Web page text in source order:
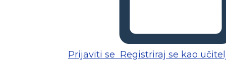
Prijaviti se Registriraj se kao